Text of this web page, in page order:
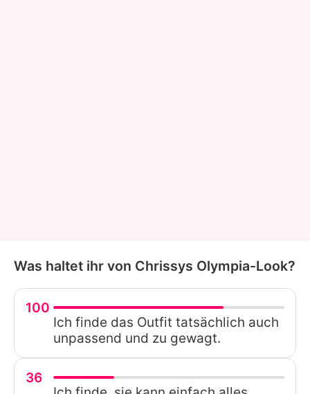
Was haltet ihr von Chrissys Olympia-Look?
100
Ich finde das Outfit tatsächlich auch
unpassend und zu gewagt.
36